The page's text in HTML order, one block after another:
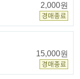
2,000원
15,000원